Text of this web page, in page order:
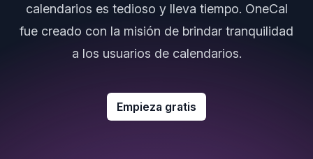
calendarios es tedioso y lleva tiempo. OneCal
fue creado con la misión de brindar tranquilidad
a los usuarios de calendarios.
Empieza gratis